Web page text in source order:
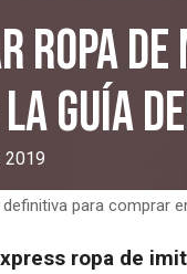
ropa
guía
2019
definitiva para comprar
ropa de